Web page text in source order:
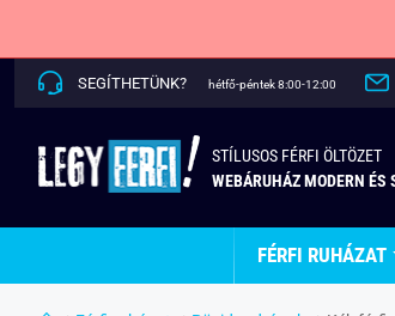
SEGÍTHETÜNK? hétfő-péntek 8:00-12:00
STÍLUSOS FÉRFI ÖLTÖZET
WEBÁRUHÁZ MODERN ÉS
FÉRFI RUHÁZAT